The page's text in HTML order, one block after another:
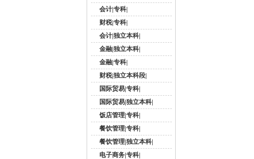
会计|专科|
财税|专科|
会计|独立本科|
金融|独立本科|
金融|专科|
财税|独立本科段|
国际贸易|专科|
国际贸易|独立本科|
饭店管理|专科|
餐饮管理|专科|
餐饮管理|独立本科|
电子商务|专科|